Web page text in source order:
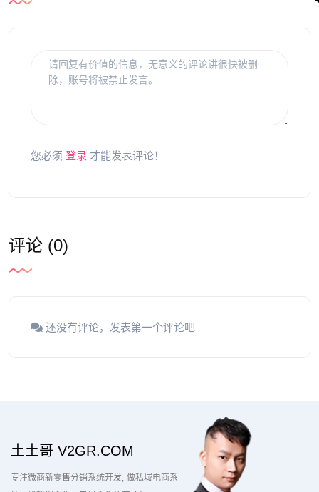
您必须 登录 才能发表评论！
评论 (0)
还没有评论，发表第一个评论吧
土土哥 V2GR.COM
专注微商新零售分销系统开发 做私域电商系